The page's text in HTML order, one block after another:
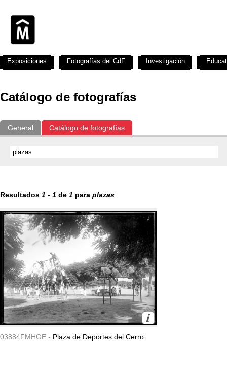
Catálogo de fotografías
General Catálogo de fotografías
Resultados 1 - 1 de 1 para plazas
03884FMHGE - Plaza de Deportes del Cerro.
Exposiciones Fotografías del CdF Investigación